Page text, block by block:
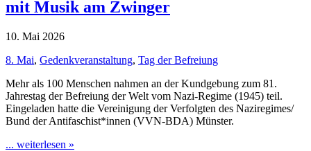
mit Musik am Zwinger
10. Mai 2026
8. Mai, Gedenkveranstaltung, Tag der Befreiung
Mehr als 100 Menschen nahmen an der Kundgebung zum 81.
Jahrestag der Befreiung der Welt vom Nazi-Regime (1945) teil.
Eingeladen hatte die Vereinigung der Verfolgten des Naziregimes/
Bund der Antifaschist*innen (VVN-BDA) Münster.
... weiterlesen »